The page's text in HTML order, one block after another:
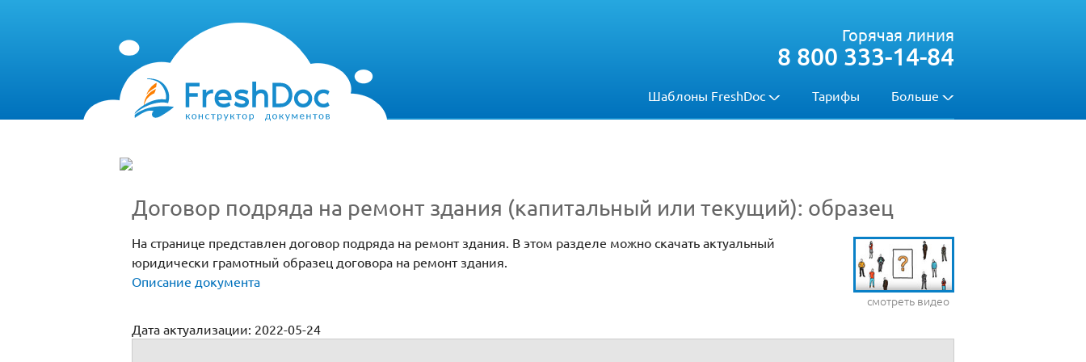
Шаблоны FreshDoc Тарифы Больше
Горячая линия
8 800 333-14-84
Договор подряда на ремонт здания (капитальный или текущий): образец
смотреть видео
На странице представлен договор подряда на ремонт здания. В этом разделе можно скачать актуальный
юридически грамотный образец договора на ремонт здания.
Описание документа
Дата актуализации: 2022-05-24